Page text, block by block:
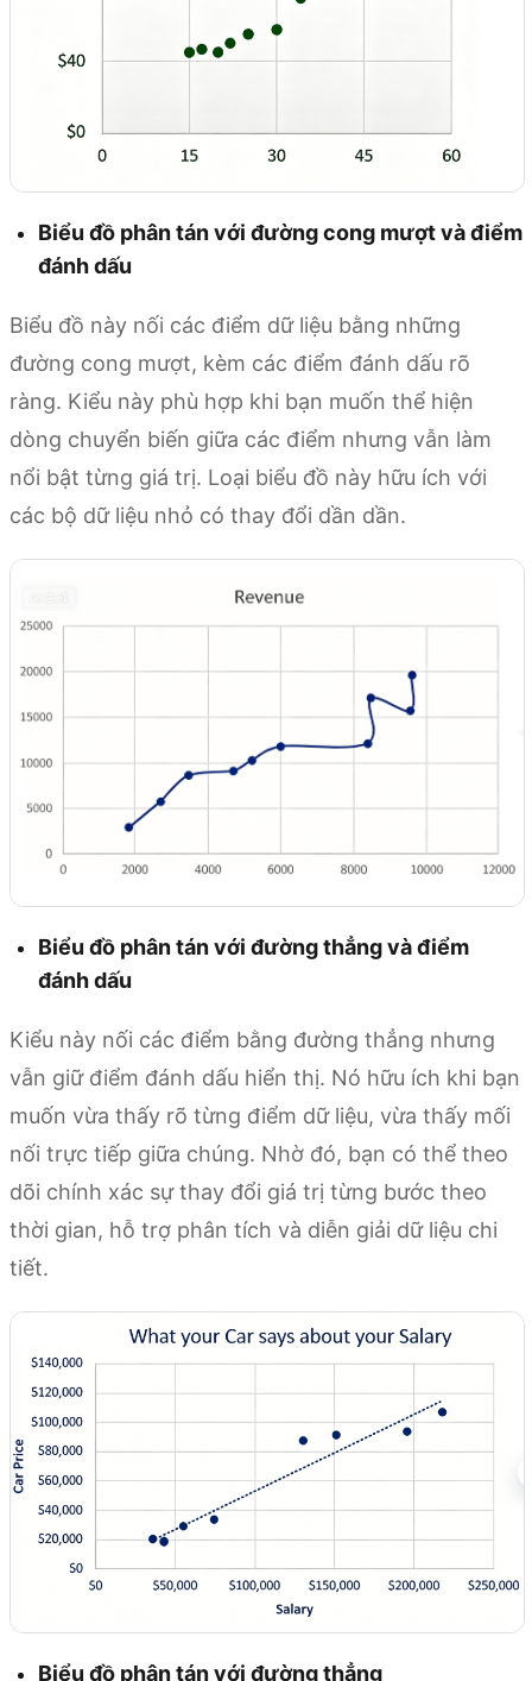
Biểu đồ phân tán với đường cong mượt và điểm
đánh dấu
Biểu đồ này nối các điểm dữ liệu bằng những
đường cong mượt, kèm các điểm đánh dấu rõ
ràng. Kiểu này phù hợp khi bạn muốn thể hiện
dòng chuyển biến giữa các điểm nhưng vẫn làm
nổi bật từng giá trị. Loại biểu đồ này hữu ích với
các bộ dữ liệu nhỏ có thay đổi dần dần.
Biểu đồ phân tán với đường thẳng và điểm
đánh dấu
Kiểu này nối các điểm bằng đường thẳng nhưng
vẫn giữ điểm đánh dấu hiển thị. Nó hữu ích khi bạn
muốn vừa thấy rõ từng điểm dữ liệu, vừa thấy mối
nối trực tiếp giữa chúng. Nhờ đó, bạn có thể theo
dõi chính xác sự thay đổi giá trị từng bước theo
thời gian, hỗ trợ phân tích và diễn giải dữ liệu chi
tiết.
Biểu đồ phân tán với đường thẳng